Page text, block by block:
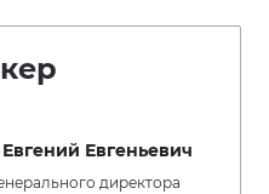
Евгеньевич
директора